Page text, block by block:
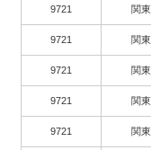
9721 関東
9721 関東
9721 関東
9721 関東
9721 関東